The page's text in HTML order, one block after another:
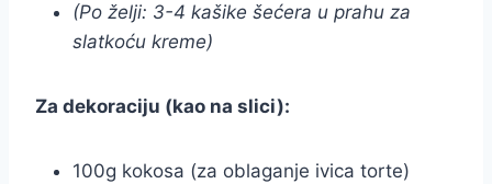
(Po želji: 3-4 kašike šećera u prahu za
slatkoću kreme)
Za dekoraciju (kao na slici):
100g kokosa (za oblaganje ivica torte)